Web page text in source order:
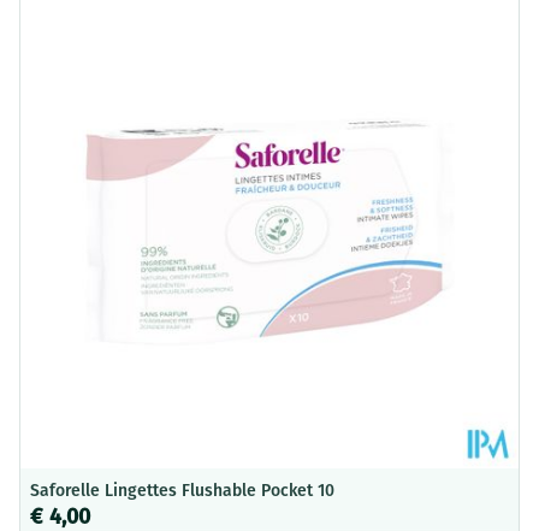
Verpakking
400
Dieetbeperkingen Zonder kleurstoffen
Kamertemperatuur (15°C -
25°C)
Saforelle Lingettes Flushable Pocket 10
€ 4,00